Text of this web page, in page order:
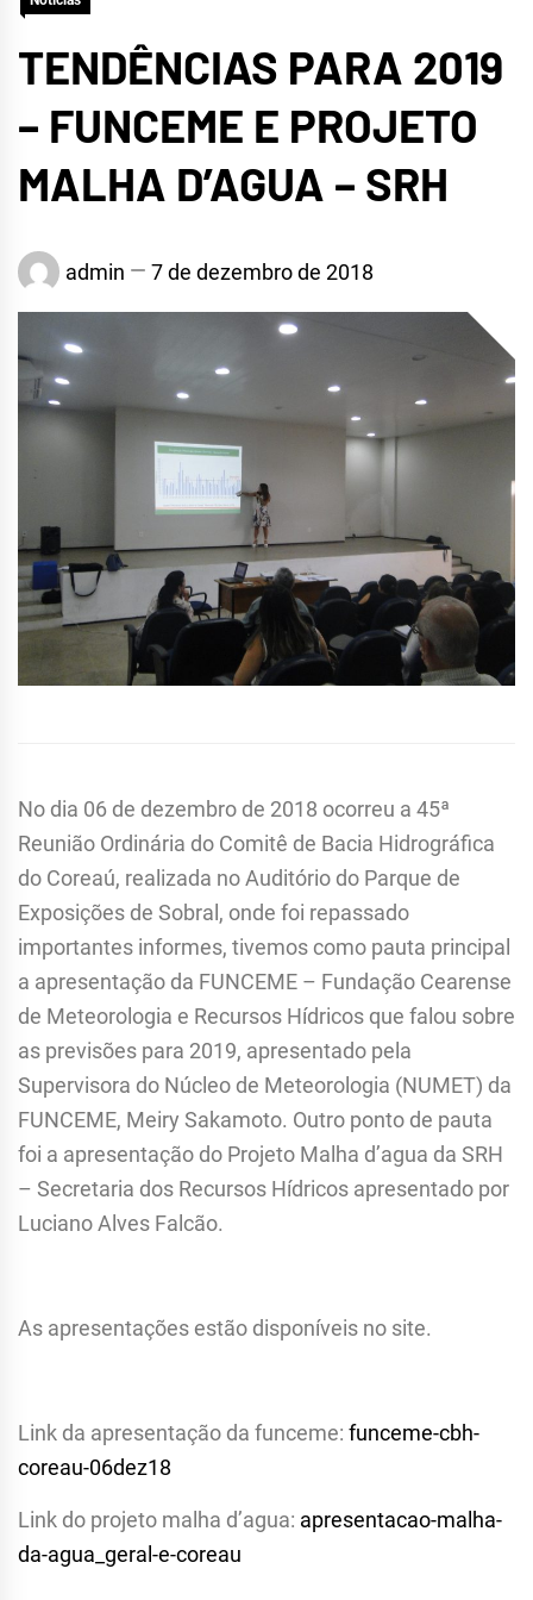
TENDÊNCIAS PARA 2019
– FUNCEME E PROJETO
MALHA D’AGUA – SRH
admin 7 de dezembro de 2018
No dia 06 de dezembro de 2018 ocorreu a 45ª
Reunião Ordinária do Comitê de Bacia Hidrográfica
do Coreaú, realizada no Auditório do Parque de
Exposições de Sobral, onde foi repassado
importantes informes, tivemos como pauta principal
a apresentação da FUNCEME – Fundação Cearense
de Meteorologia e Recursos Hídricos que falou sobre
as previsões para 2019, apresentado pela
Supervisora do Núcleo de Meteorologia (NUMET) da
FUNCEME, Meiry Sakamoto. Outro ponto de pauta
foi a apresentação do Projeto Malha d’agua da SRH
– Secretaria dos Recursos Hídricos apresentado por
Luciano Alves Falcão.
As apresentações estão disponíveis no site.
Link da apresentação da funceme: funceme-cbh-
coreau-06dez18
Link do projeto malha d’agua: apresentacao-malha-
da-agua_geral-e-coreau